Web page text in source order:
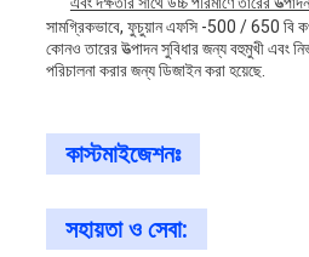
সামগ্রিকভাবে, ফুচুয়ান এফসি -500 / 650 বি
কোনও তারের উত্পাদন সুবিধার জন্য বহুমুখী এবং
পরিচালনা করার জন্য ডিজাইন করা হয়েছে.
কাস্টমাইজেশনঃ
সহায়তা ও সেবা: